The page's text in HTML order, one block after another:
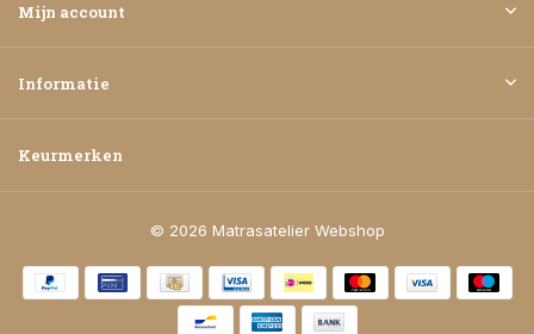
Mijn account
Informatie
Keurmerken
© 2026 Matrasatelier Webshop